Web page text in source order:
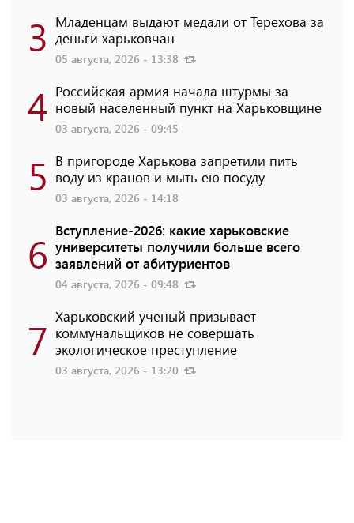
3 Младенцам выдают медали от Терехова за
деньги харьковчан
05 августа, 2026 - 13:38
4 Российская армия начала штурмы за
новый населенный пункт на Харьковщине
03 августа, 2026 - 09:45
5 В пригороде Харькова запретили пить
воду из кранов и мыть ею посуду
03 августа, 2026 - 14:18
6 Вступление-2026: какие харьковские
университеты получили больше всего
заявлений от абитуриентов
04 августа, 2026 - 09:48
7 Харьковский ученый призывает
коммунальщиков не совершать
экологическое преступление
03 августа, 2026 - 13:20